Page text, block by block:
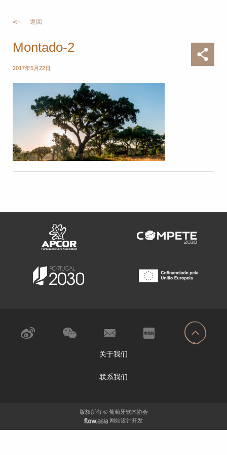
返回
Montado-2
2017年5月22日
关于我们
联系我们
版权所有 © 葡萄牙软木协会
网站设计开发